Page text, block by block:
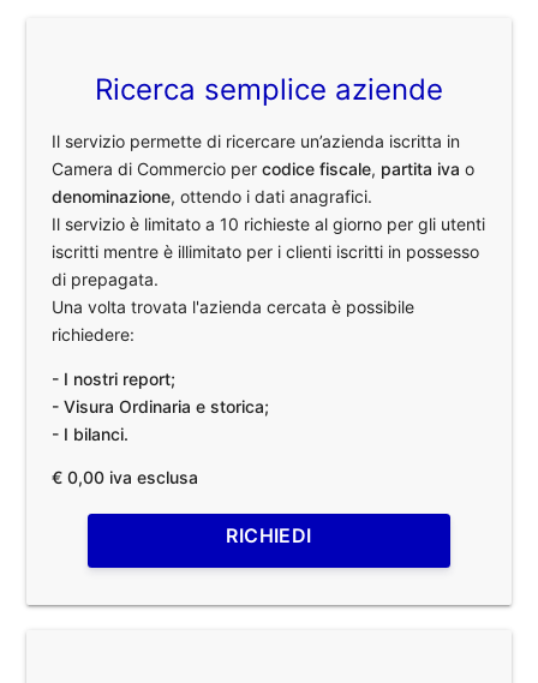
Ricerca semplice aziende
Il servizio permette di ricercare un’azienda iscritta in
Camera di Commercio percodice fiscale, partita iva o
denominazione, ottendo i dati anagrafici.
Il servizio è limitato a 10 richieste al giorno per gli utenti
iscritti mentre è illimitato per i clienti iscritti in possesso
di prepagata.
Una volta trovata l'azienda cercata è possibile
richiedere:
- I nostri report;
- Visura Ordinaria e storica;
- I bilanci.
€ 0,00 iva esclusa
RICHIEDI